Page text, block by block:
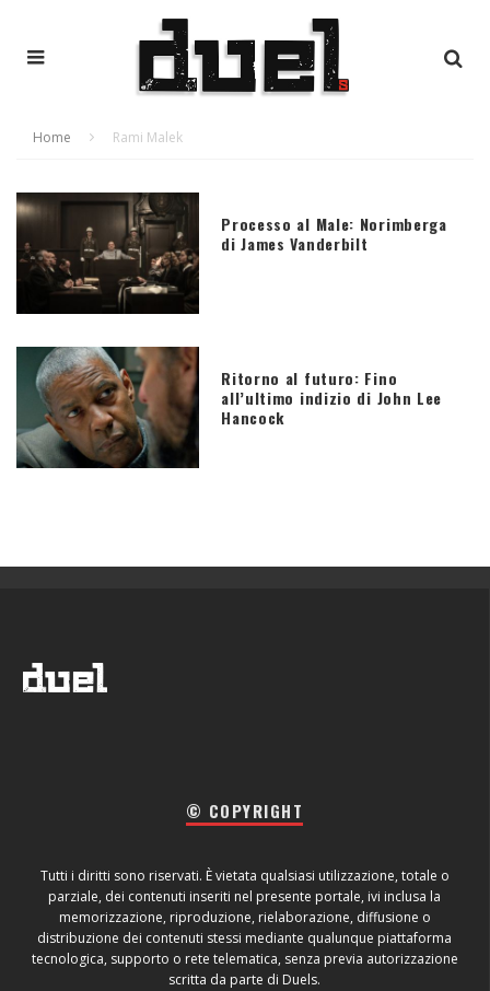
Home Rami Malek
Processo al Male: Norimberga
di James Vanderbilt
Ritorno al futuro: Fino
all’ultimo indizio di John Lee
Hancock
© COPYRIGHT
Tutti i diritti sono riservati. È vietata qualsiasi utilizzazione, totale o
parziale, dei contenuti inseriti nel presente portale, ivi inclusa la
memorizzazione, riproduzione, rielaborazione, diffusione o
distribuzione dei contenuti stessi mediante qualunque piattaforma
tecnologica, supporto o rete telematica, senza previa autorizzazione
scritta da parte di Duels.